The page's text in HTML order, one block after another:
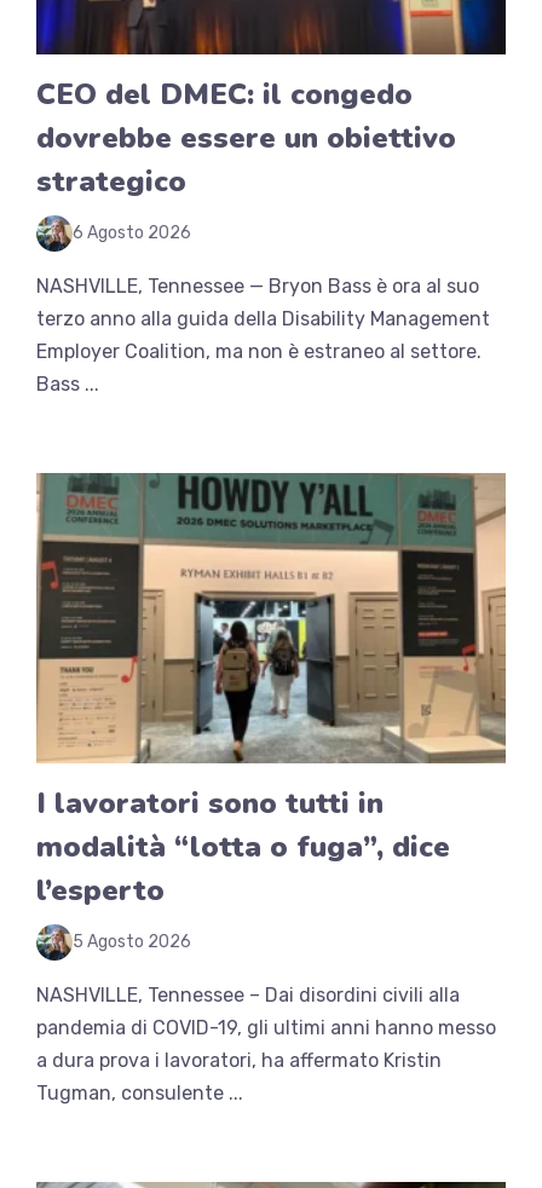
CEO del DMEC: il congedo
dovrebbe essere un obiettivo
strategico
6 Agosto 2026
NASHVILLE, Tennessee — Bryon Bass è ora al suo
terzo anno alla guida della Disability Management
Employer Coalition, ma non è estraneo al settore.
Bass ...
I lavoratori sono tutti in
modalità “lotta o fuga”, dice
l’esperto
5 Agosto 2026
NASHVILLE, Tennessee – Dai disordini civili alla
pandemia di COVID-19, gli ultimi anni hanno messo
a dura prova i lavoratori, ha affermato Kristin
Tugman, consulente ...